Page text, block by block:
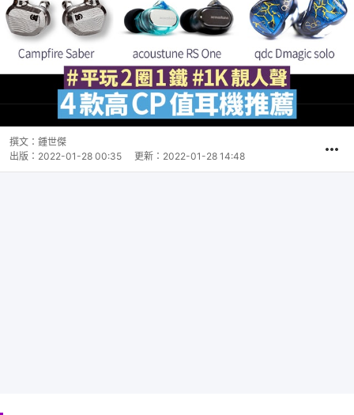
撰文： 鍾世傑
出版： 2022-01-28 00:35 更新： 2022-01-28 14:48